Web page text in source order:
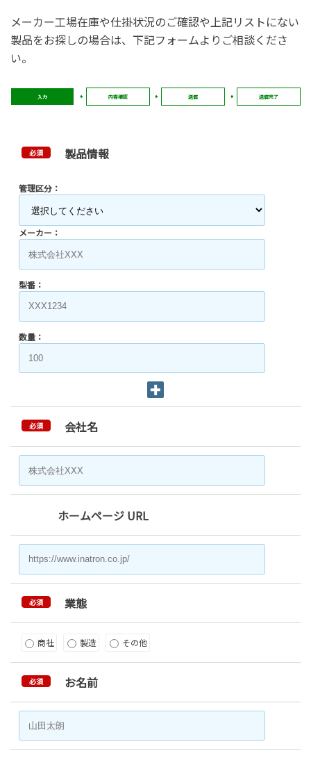
メーカー工場在庫や仕掛状況のご確認や上記リストにない
製品をお探しの場合は、下記フォームよりご相談くださ
い。
入力 内容確認 送信 送信完了
必須 製品情報
管理区分：
メーカー：
型番：
数量：
必須 会社名
ホームページ URL
必須 業態
商社 製造 その他
必須 お名前